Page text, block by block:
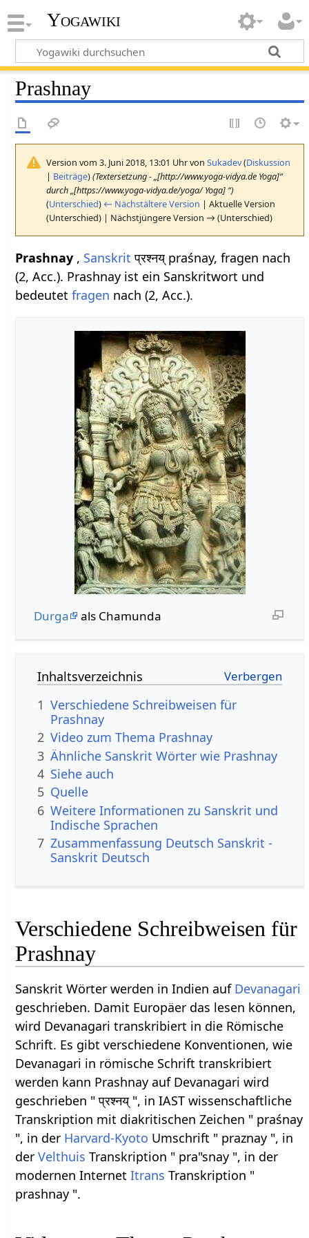
Yogawiki
Prashnay
Version vom 3. Juni 2018, 13:01 Uhr vonSukadev(Diskussion
| Beiträge)(Textersetzung - „[http://www.yoga-vidya.de Yoga]“
durch „[https://www.yoga-vidya.de/yoga/ Yoga] “)
(Unterschied) ← Nächstältere Version | Aktuelle Version
(Unterschied) | Nächstjüngere Version → (Unterschied)
Prashnay , Sanskrit प्रश्नय् praśnay, fragen nach
(2, Acc.). Prashnay ist ein Sanskritwort und
bedeutetfragen nach (2, Acc.).
Durga als Chamunda
Inhaltsverzeichnis
1 Verschiedene Schreibweisen für
Prashnay
2 Video zum Thema Prashnay
3 Ähnliche Sanskrit Wörter wie Prashnay
4 Siehe auch
5 Quelle
6 Weitere Informationen zu Sanskrit und
Indische Sprachen
7 Zusammenfassung Deutsch Sanskrit -
Sanskrit Deutsch
Verschiedene Schreibweisen für
Prashnay
Sanskrit Wörter werden in Indien auf Devanagari
geschrieben. Damit Europäer das lesen können,
wird Devanagari transkribiert in die Römische
Schrift. Es gibt verschiedene Konventionen, wie
Devanagari in römische Schrift transkribiert
werden kann Prashnay auf Devanagari wird
geschrieben " प्रश्नय् ", in IAST wissenschaftliche
Transkription mit diakritischen Zeichen " praśnay
", in der Harvard-Kyoto Umschrift " praznay ", in
derVelthuis Transkription " pra"snay ", in der
modernen InternetItrans Transkription "
prashnay ".